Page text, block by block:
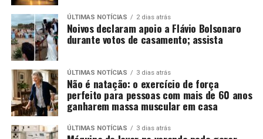
ÚLTIMAS NOTÍCIAS 2 dias atrás
Noivos declaram apoio a Flávio Bolsonaro
durante votos de casamento; assista
ÚLTIMAS NOTÍCIAS 3 dias atrás
Não é natação: o exercício de força
perfeito para pessoas com mais de 60 anos
ganharem massa muscular em casa
ÚLTIMAS NOTÍCIAS 3 dias atrás